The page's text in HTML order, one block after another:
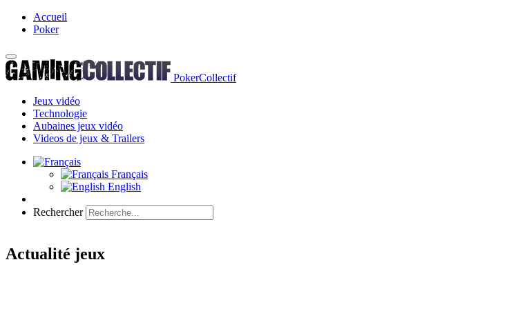
Accueil
Poker
PokerCollectif
Jeux vidéo
Technologie
Aubaines jeux vidéo
Videos de jeux & Trailers
Français
English
Rechercher
Actualité jeux